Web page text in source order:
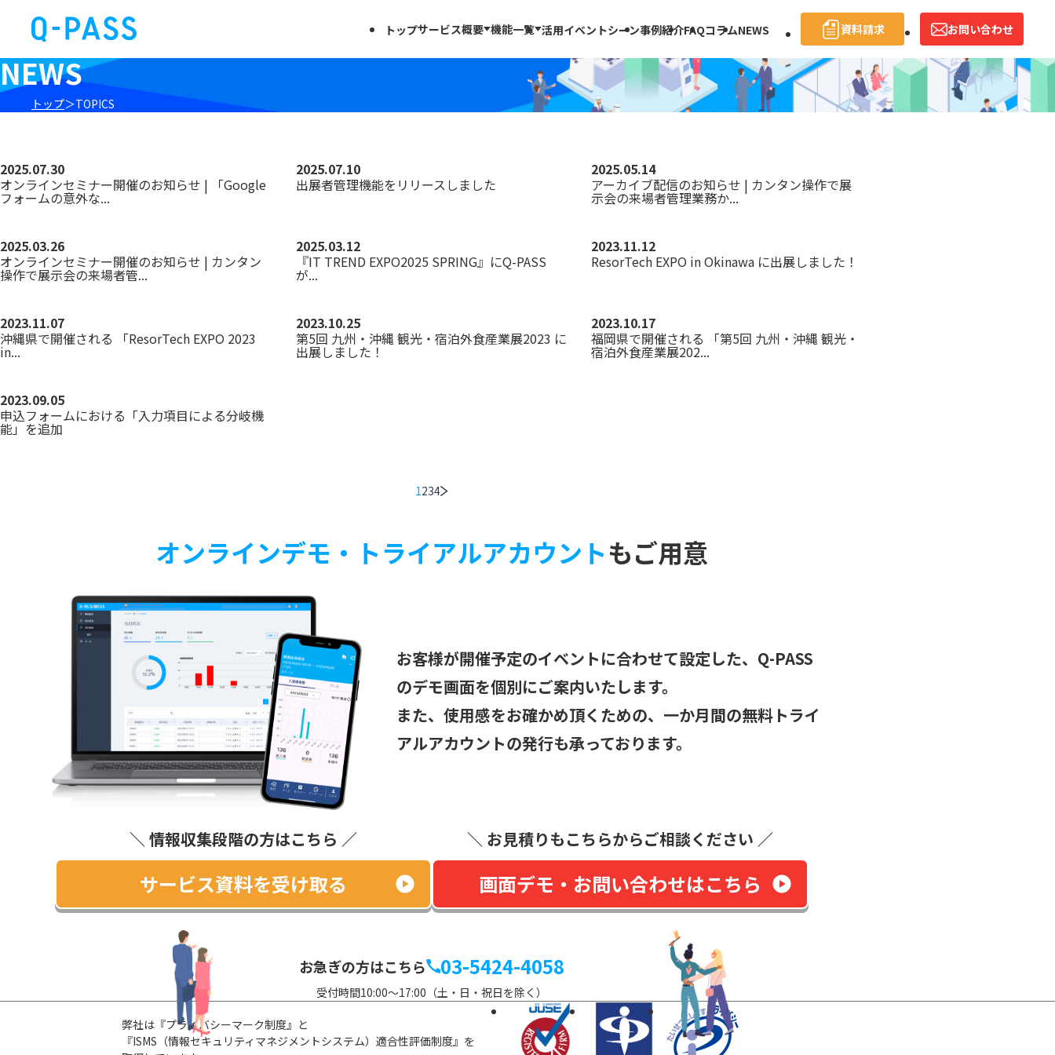
トップサービス概要
来場者管理機能
出展者管理機能
機能一覧
来場者管理機能一覧
出展者管理機能一覧
活用イベントシーン事例紹介FAQコラムNEWS 資料請求 お問い合わせ
NEWS
トップ TOPICS
2025.07.30
オンラインセミナー開催のお知らせ | 「Google
フォームの意外な...
2025.07.10
出展者管理機能をリリースしました
2025.05.14
アーカイブ配信のお知らせ | カンタン操作で展
示会の来場者管理業務か...
2025.03.26
オンラインセミナー開催のお知らせ | カンタン
操作で展示会の来場者管...
2025.03.12
『IT TREND EXPO2025 SPRING』にQ-PASS
が...
2023.11.12
ResorTech EXPO in Okinawa に出展しました！
2023.11.07
沖縄県で開催される 「ResorTech EXPO 2023
in...
2023.10.25
第5回 九州・沖縄 観光・宿泊外食産業展2023 に
出展しました！
2023.10.17
福岡県で開催される 「第5回 九州・沖縄 観光・
宿泊外食産業展202...
2023.09.05
申込フォームにおける「入力項目による分岐機
能」を追加
1234
オンラインデモ・ トライアルアカウントもご用意
お客様が開催予定のイベントに合わせて設定した、Q-PASS
のデモ画面を個別にご案内いたします。
また、使用感をお確かめ頂くための、一か月間の無料トライ
アルアカウントの発行も承っており ます。
＼ 情報収集段階の方はこちら ／
サービス資料を受け取る
＼ お見積りもこちらからご相談ください ／
画面デモ・お問い合わせはこちら
お急ぎの方はこちら 03-5424-4058
受付時間10:00～17:00（土・日・祝日を除く）
弊社は『プライバシーマーク制度』と
『ISMS（情報セキュリティマネジメントシステム）適合性評価制度』を